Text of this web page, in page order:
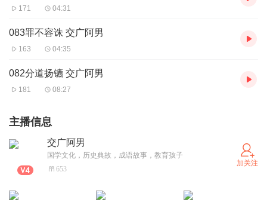
171 04:31
083罪不容诛 交广阿男
163 04:35
082分道扬镳 交广阿男
181 08:27
主播信息
交广阿男
国学文化，历史典故，成语故事，教育孩子
653
加关注